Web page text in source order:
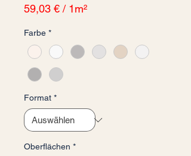
59,03 € / 1m²
pro
1
Quadratmeter
Farbe *
Format *
Oberflächen *